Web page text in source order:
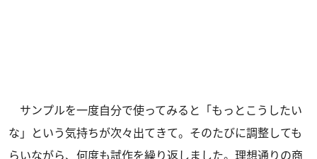
サンプルを一度自分で使ってみると「もっとこうしたい
な」という気持ちが次々出てきて。そのたびに調整しても
らいながら、何度も試作を繰り返しました。理想通りの商